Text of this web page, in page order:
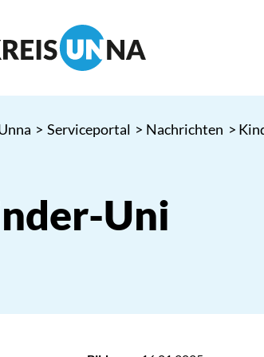
> Serviceportal > Nachrichten >
Uni